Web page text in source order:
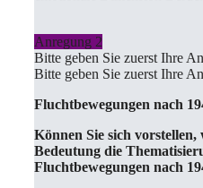
Anregung 2
Bitte geben Sie zuerst Ihre
Bitte geben Sie zuerst Ihre
Fluchtbewegungen nach
Können Sie sich vorstellen,
Bedeutung die
Fluchtbewegungen nach